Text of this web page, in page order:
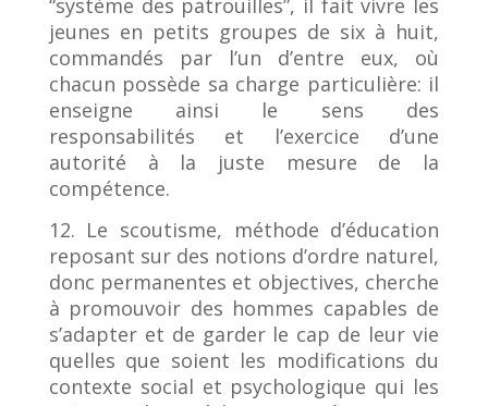
“système des patrouilles”, il fait vivre les
jeunes en petits groupes de six à huit,
commandés par l’un d’entre eux, où
chacun possède sa charge particulière: il
enseigne ainsi le sens des
responsabilités et l’exercice d’une
autorité à la juste mesure de la
compétence.
12. Le scoutisme, méthode d’éducation
reposant sur des notions d’ordre naturel,
donc permanentes et objectives, cherche
à promouvoir des hommes capables de
s’adapter et de garder le cap de leur vie
quelles que soient les modifications du
contexte social et psychologique qui les